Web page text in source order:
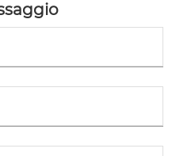
macinazione ultrafine